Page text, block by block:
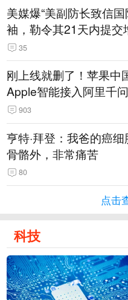
美媒爆“美副防长致信
袖，勒令其21天内提交
五角大楼回应
35
刚上线就删了！苹果中
Apple智能接入阿里千
903
亨特·拜登：我爸的癌
骨骼外，非常痛苦
80
点击
科技